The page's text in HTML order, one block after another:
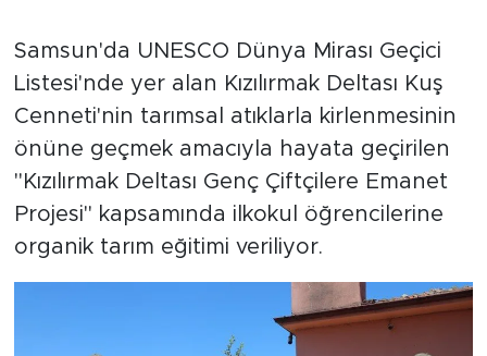
Samsun'da UNESCO Dünya Mirası Geçici
Listesi'nde yer alan Kızılırmak Deltası Kuş
Cenneti'nin tarımsal atıklarla kirlenmesinin
önüne geçmek amacıyla hayata geçirilen
"Kızılırmak Deltası Genç Çiftçilere Emanet
Projesi" kapsamında ilkokul öğrencilerine
organik tarım eğitimi veriliyor.